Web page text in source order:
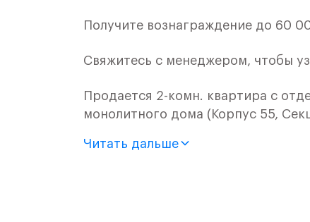
Получите вознаграждение до 60
Свяжитесь с менеджером, чтобы
Продается 2-комн. квартира с
монолитного дома (Корпус 55,
Цена указана с учетом готовой
Читать дальше